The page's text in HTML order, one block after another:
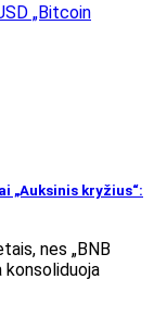
„Bitcoin
„Auksinis kryžius“:
nes „BNB
konsoliduoja